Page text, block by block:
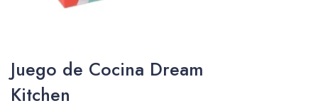
Juego de Cocina Dream
Kitchen
Packing y Regalaría
Maquillaje